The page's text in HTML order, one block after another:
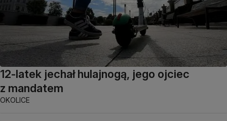
12-latek jechał hulajnogą, jego ojciec
z mandatem
OKOLICE